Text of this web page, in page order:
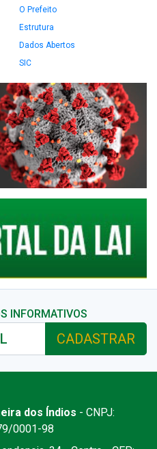
O Prefeito
Estrutura
Dados Abertos
SIC
INFORMATIVOS
CADASTRAR
dos Índios - CNPJ:
0001-98